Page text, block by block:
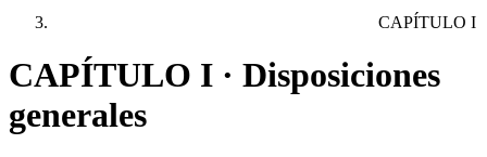
CAPÍTULO I
CAPÍTULO I · Disposiciones
generales